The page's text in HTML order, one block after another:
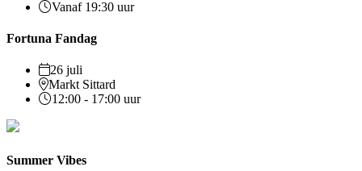
Vanaf 19:30 uur
Fortuna Fandag
26 juli
Markt Sittard
12:00 - 17:00 uur
Summer Vibes